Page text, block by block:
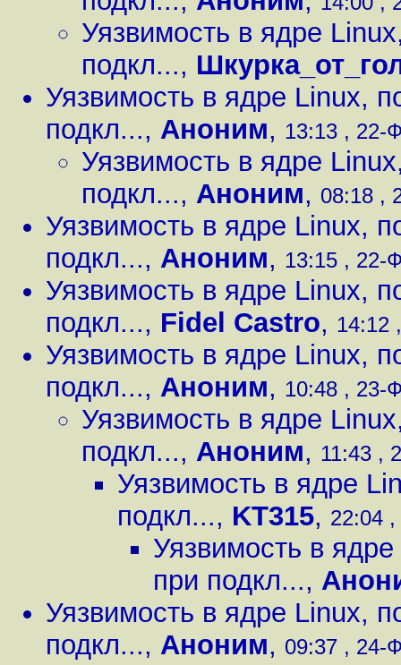
Уязвимость в ядре
подкл...,
Уязвимость в ядре Linux,
подкл..., Аноним, 13:13 , 22-
Уязвимость в ядре
подкл..., Аноним, 08:18 ,
Уязвимость в ядре Linux,
подкл..., Аноним, 13:15 , 22-
Уязвимость в ядре Linux,
подкл..., Fidel Castro, 14:12
Уязвимость в ядре Linux,
подкл..., Аноним, 10:48 , 23-
Уязвимость в ядре
подкл..., Аноним, 11:43 ,
Уязвимость в ядре
подкл..., KT315, 22:04
Уязвимость в
при подкл...,
Уязвимость в ядре Linux,
подкл..., Аноним, 09:37 , 24-